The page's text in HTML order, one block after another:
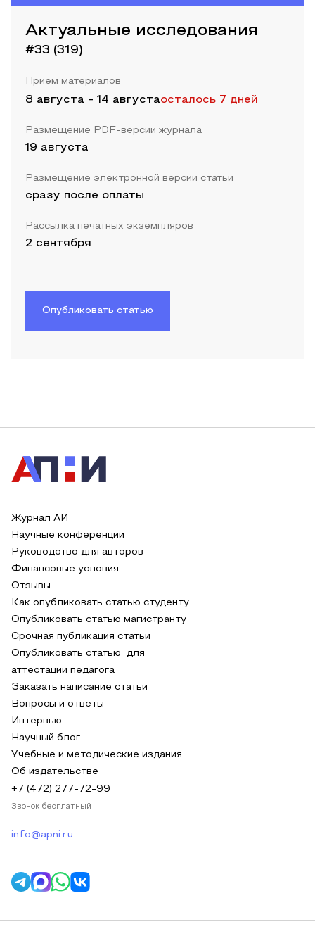
Актуальные исследования
#33 (319)
Прием материалов
8 августа - 14 августаосталось 7 дней
Размещение PDF-версии журнала
19 августа
Размещение электронной версии статьи
сразу после оплаты
Рассылка печатных экземпляров
2 сентября
Опубликовать статью
Журнал АИ
Научные конференции
Руководство для авторов
Финансовые условия
Отзывы
Как опубликовать статью студенту
Опубликовать статью магистранту
Срочная публикация статьи
Опубликовать статью для
аттестации педагога
Заказать написание статьи
Вопросы и ответы
Интервью
Научный блог
Учебные и методические издания
Об издательстве
+7 (472) 277-72-99
Звонок бесплатный
info@apni.ru